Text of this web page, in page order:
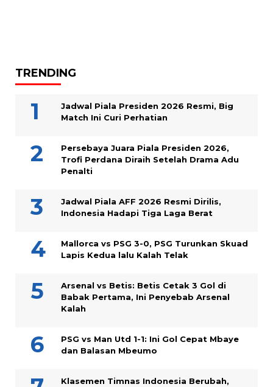
TRENDING
Jadwal Piala Presiden 2026 Resmi, Big
Match Ini Curi Perhatian
Persebaya Juara Piala Presiden 2026,
Trofi Perdana Diraih Setelah Drama Adu
Penalti
Jadwal Piala AFF 2026 Resmi Dirilis,
Indonesia Hadapi Tiga Laga Berat
Mallorca vs PSG 3-0, PSG Turunkan Skuad
Lapis Kedua lalu Kalah Telak
Arsenal vs Betis: Betis Cetak 3 Gol di
Babak Pertama, Ini Penyebab Arsenal
Kalah
PSG vs Man Utd 1-1: Ini Gol Cepat Mbaye
dan Balasan Mbeumo
Klasemen Timnas Indonesia Berubah,